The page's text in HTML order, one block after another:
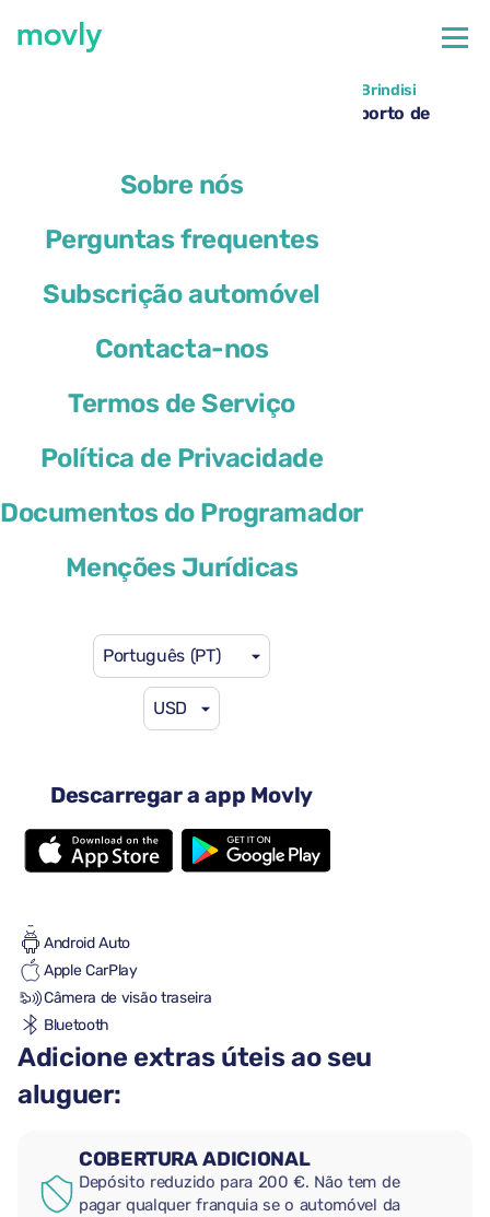
Sobre nós
Perguntas frequentes
Subscrição automóvel
Contacta-nos
Termos de Serviço
Política de Privacidade
Documentos do Programador
Menções Jurídicas
Português (PT)
USD
Descarregar a app Movly
Todos os carros disponíveis no Aeroporto de Brindisi
Aluguer de Skoda Octavia Estate no Aeroporto de
Skoda Octavia Estate
Transmissão automática
5 lugares
4 malas grandes
Android Auto
Apple CarPlay
Câmera de visão traseira
Bluetooth
Adicione extras úteis ao seu
aluguer:
COBERTURA ADICIONAL
Depósito reduzido para 200 €. Não tem de
pagar qualquer franquia se o automóvel da